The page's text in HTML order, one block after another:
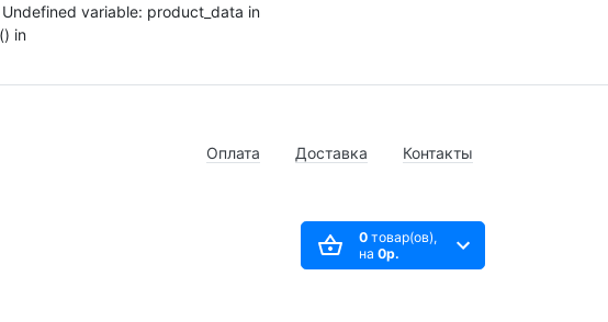
Undefined variable: product_data in
in
Оплата Доставка Контакты
0товар(ов),
на 0р.